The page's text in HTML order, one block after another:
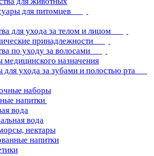
для питомцев
для ухода за телом и лицом
принадлежности
по уходу за волосами
медицинского назначения
для ухода за зубами и полостью рта
наборы
напитки
вода
вода
нектары
напитки